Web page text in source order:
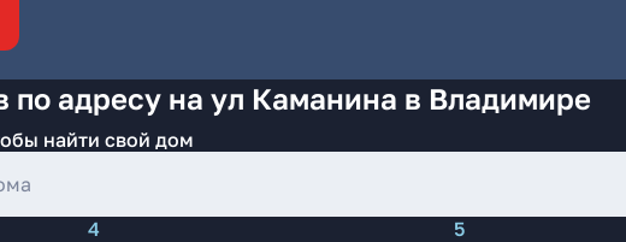
по адресу на ул Каманина в Владимире
найти свой дом
4 5